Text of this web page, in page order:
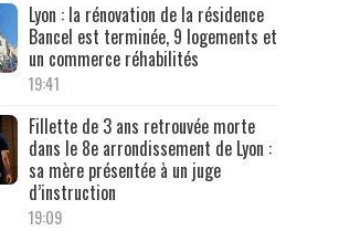
Lyon : la rénovation de la résidence
Bancel est terminée, 9 logements et
un commerce réhabilités
19:41
Fillette de 3 ans retrouvée morte
dans le 8e arrondissement de Lyon :
sa mère présentée à un juge
d’instruction
19:09